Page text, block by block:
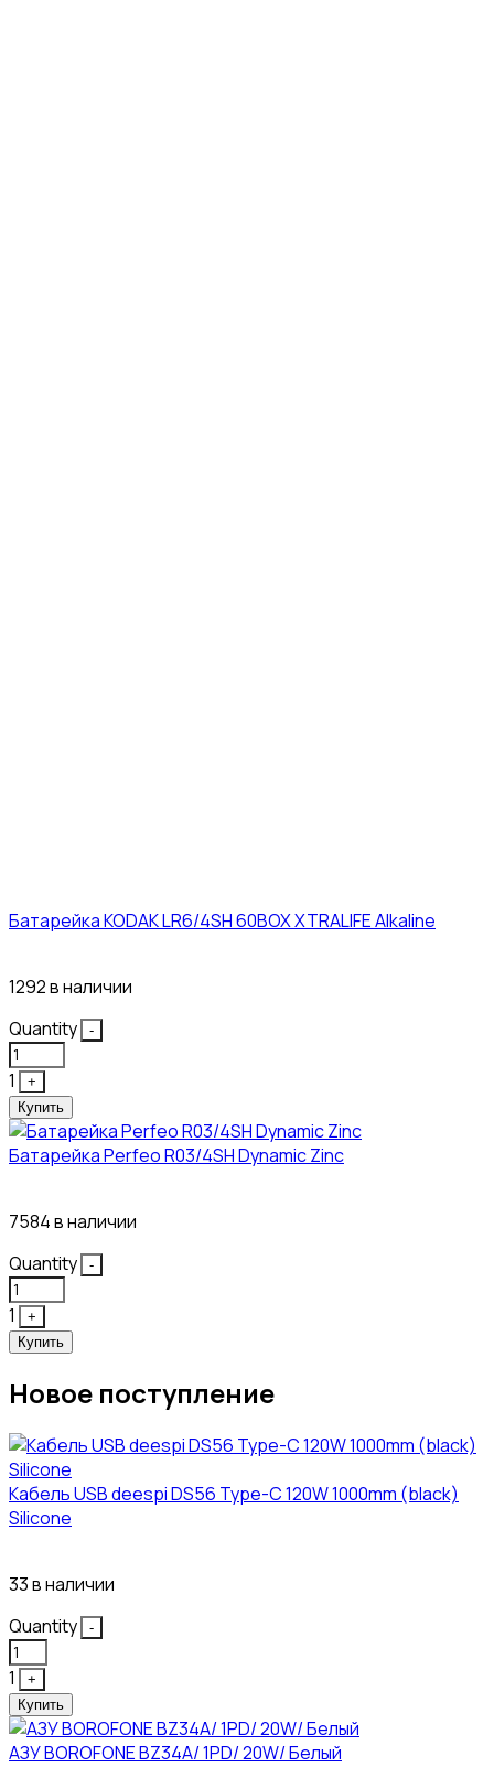
Батарейка KODAK LR6/4SH 60BOX XTRALIFE Alkaline
1292 в наличии
Quantity
-
1
+
Купить
Батарейка Perfeo R03/4SH Dynamic Zinc
7584 в наличии
Quantity
-
1
+
Купить
Новое поступление
Кабель USB deespi DS56 Type-C 120W 1000mm (black)
Silicone
33 в наличии
Quantity
-
1
+
Купить
АЗУ BOROFONE BZ34A/ 1PD/ 20W/ Белый